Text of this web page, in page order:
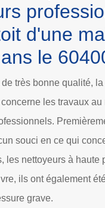
d'une
le
très bonne qualité,
les travaux
souci en ce qui
les nettoyeurs à haute
ils ont également
grave.